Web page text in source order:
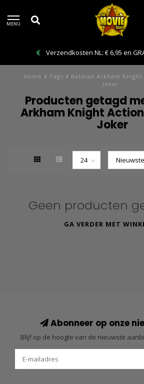
MENU
Verzendkosten NL: € 6,95 en
Home / Tags / Batman Arkham
Joker
Producten getagd
Arkham Knight
Joker
Geen producten
GA VERDER MET
Abonneer op onze
Blijf op de hoogte van de nieuwste